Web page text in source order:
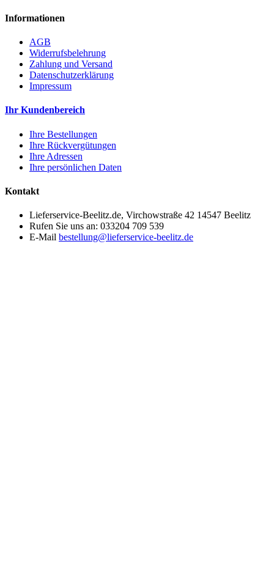
Informationen
AGB
Widerrufsbelehrung
Zahlung und Versand
Datenschutzerklärung
Impressum
Ihr Kundenbereich
Ihre Bestellungen
Ihre Rückvergütungen
Ihre Adressen
Ihre persönlichen Daten
Kontakt
Lieferservice-Beelitz.de, Virchowstraße 42 14547 Beelitz
Rufen Sie uns an: 033204 709 539
E-Mail bestellung@lieferservice-beelitz.de